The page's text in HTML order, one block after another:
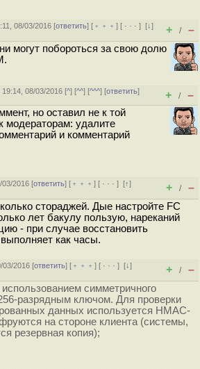
08/03/2016 [ответить] [ ﹢﹢﹢] [ · · ·][↓]
+ / –
могут побороться за свою долю
19:14, 08/03/2016 [^] [^^] [^^^] [ответить]
+ / –
но оставил не к той
модераторам: удалите
и комментарий
03/2016 [ответить] [ ﹢﹢﹢] [ · · ·][↑]
+ / –
стораджей. Дые настройте FC
лет бакулу пользую, нареканий
- при случае восстановить
как часы.
03/2016 [ответить] [ ﹢﹢﹢] [ · · ·][↓]
+ / –
симметричного
разрядным ключом. Для проверки
данных используется HMAC-
на стороне клиента (системы,
резервная копия);